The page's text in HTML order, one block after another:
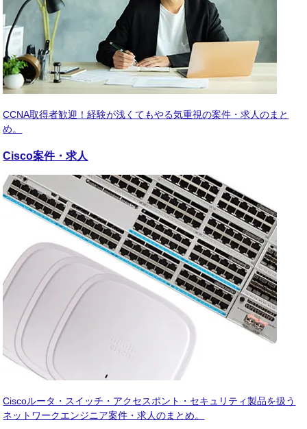
CCNA取得者歓迎！経験が浅くてもやる気重視の案件・求人のまと
め。
Cisco案件・求人
Ciscoルータ・スイッチ・アクセスポント・セキュリティ製品を扱う
ネットワークエンジニア案件・求人のまとめ。